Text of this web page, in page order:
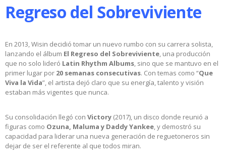
Regreso del Sobreviviente
En 2013, Wisin decidió tomar un nuevo rumbo con su carrera solista,
lanzando el álbum El Regreso del Sobreviviente, una producción
que no solo lideró Latin Rhythm Albums, sino que se mantuvo en el
primer lugar por 20 semanas consecutivas. Con temas como “Que
Viva la Vida”, el artista dejó claro que su energía, talento y visión
estaban más vigentes que nunca.
Su consolidación llegó con Victory (2017), un disco donde reunió a
figuras como Ozuna, Maluma y Daddy Yankee, y demostró su
capacidad para liderar una nueva generación de reguetoneros sin
dejar de ser el referente al que todos miran.